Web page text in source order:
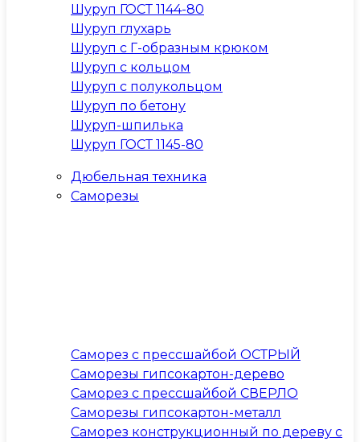
Шуруп ГОСТ 1144-80
Шуруп глухарь
Шуруп с Г-образным крюком
Шуруп с кольцом
Шуруп с полукольцом
Шуруп по бетону
Шуруп-шпилька
Шуруп ГОСТ 1145-80
Дюбельная техника
Саморезы
Саморез с прессшайбой ОСТРЫЙ
Саморезы гипсокартон-дерево
Саморез с прессшайбой СВЕРЛО
Саморезы гипсокартон-металл
Саморез конструкционный по дереву с